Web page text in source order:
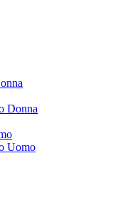
Donna
Uomo